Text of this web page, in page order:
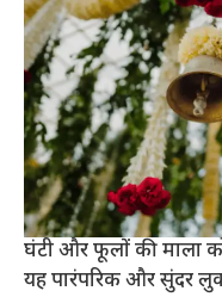
घंटी और फूलों की माला
यह पारंपरिक और सुंदर